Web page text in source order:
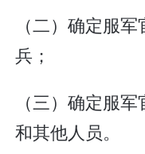
（二）确定服
兵；
（三）确定服
和其他人员。